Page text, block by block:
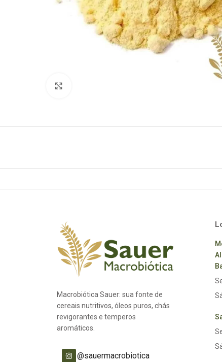
Macrobiótica Sauer: sua fonte de
cereais nutritivos, óleos puros, chás
revigorantes e temperos
aromáticos.
@sauermacrobiotica